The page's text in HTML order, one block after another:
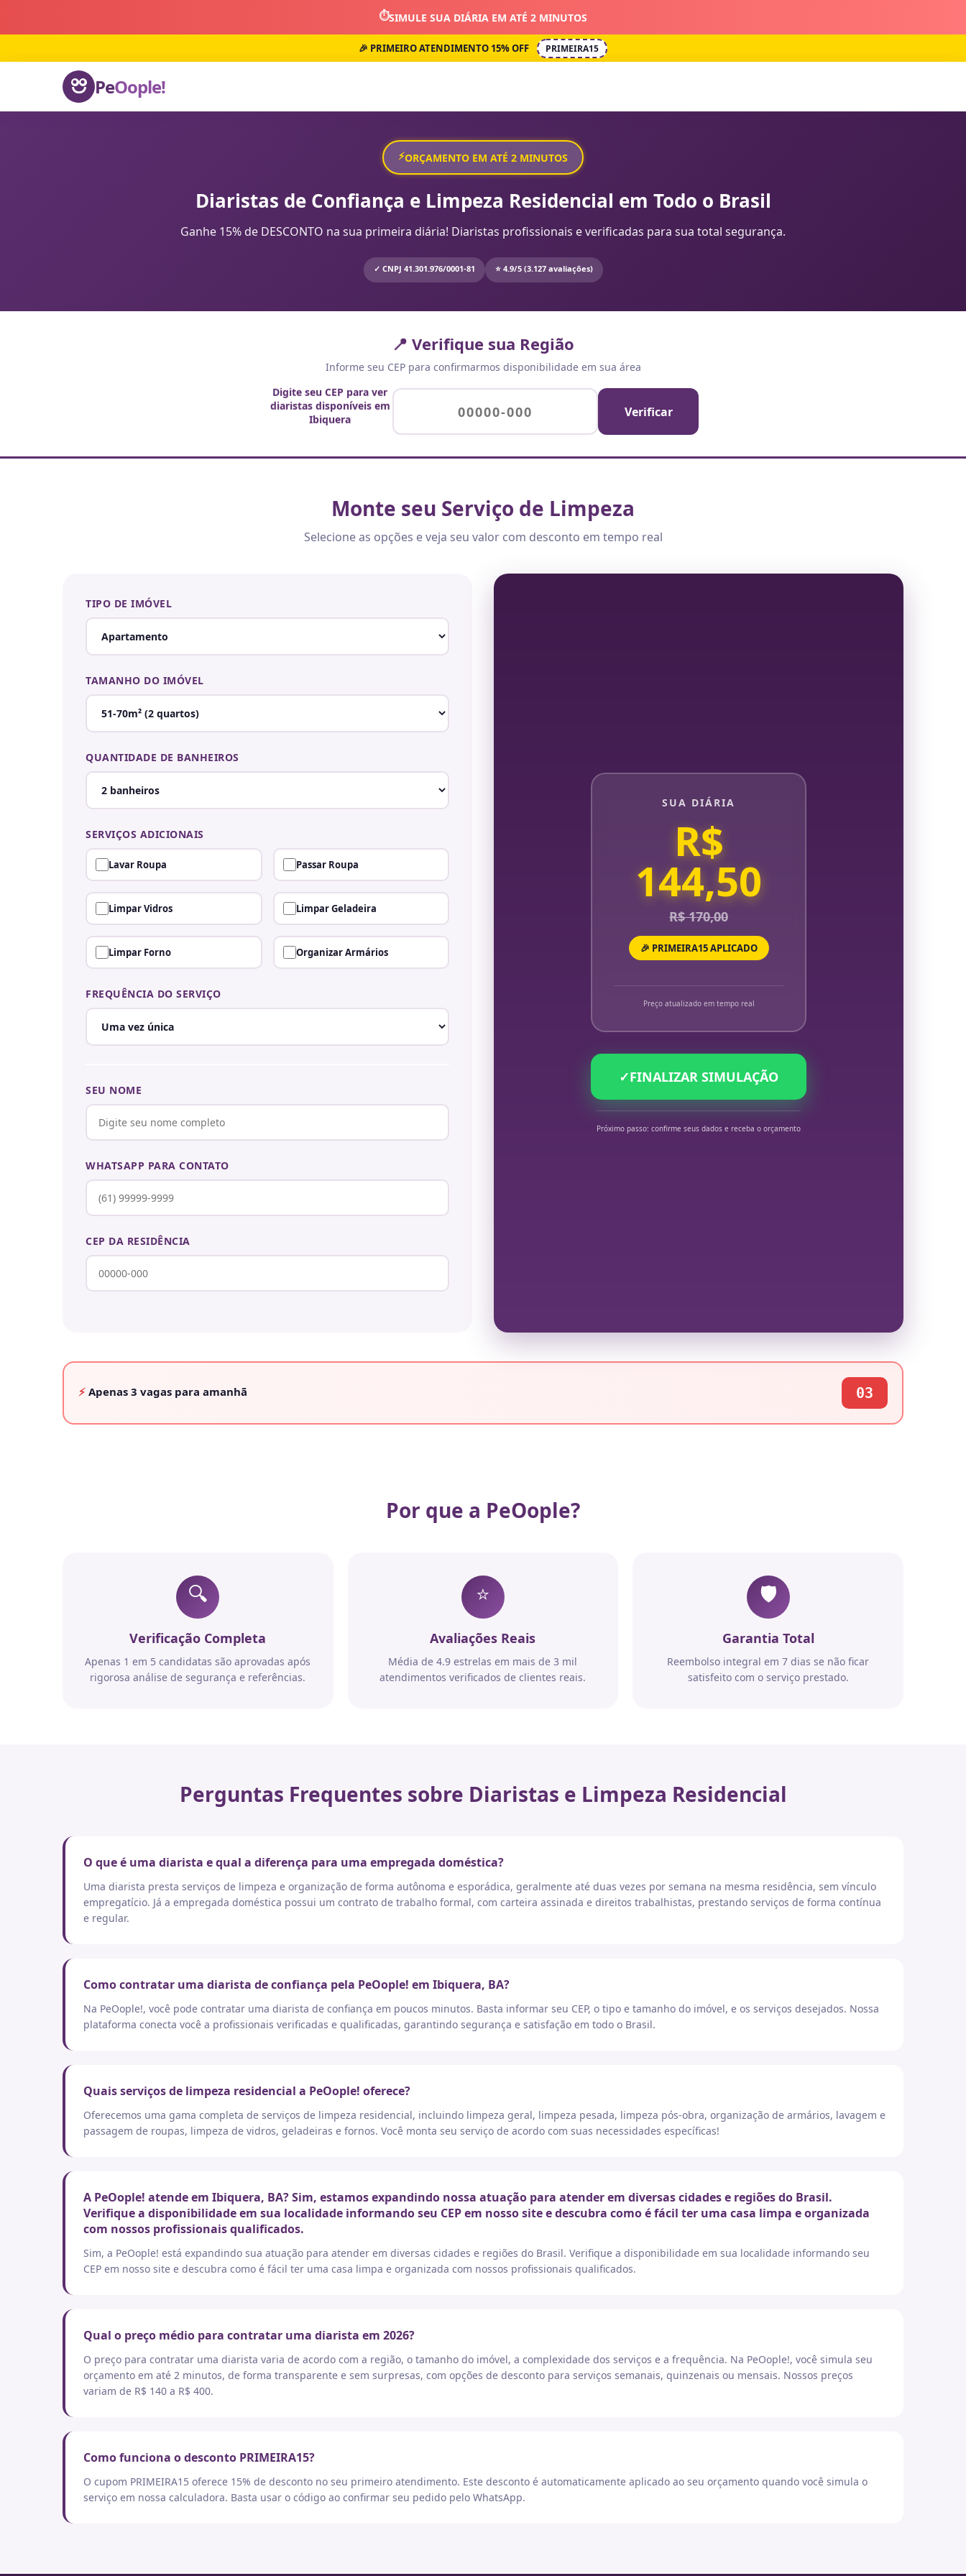
⏱️SIMULE SUA DIÁRIA EM ATÉ 2 MINUTOS
🎉 PRIMEIRO ATENDIMENTO 15% OFF PRIMEIRA15
PeOople!
⚡ORÇAMENTO EM ATÉ 2 MINUTOS
Diaristas de Confiança e Limpeza Residencial em Todo o Brasil
Ganhe 15% de DESCONTO na sua primeira diária! Diaristas profissionais e verificadas para sua total segurança.
✓ CNPJ 41.301.976/0001-81 ⭐ 4.9/5 (3.127 avaliações)
📍 Verifique sua Região
Informe seu CEP para confirmarmos disponibilidade em sua área
Digite seu CEP para ver
diaristas disponíveis em
Ibiquera
Verificar
Monte seu Serviço de Limpeza
Selecione as opções e veja seu valor com desconto em tempo real
TIPO DE IMÓVEL
TAMANHO DO IMÓVEL
QUANTIDADE DE BANHEIROS
SERVIÇOS ADICIONAIS
Lavar Roupa Passar Roupa
Limpar Vidros Limpar Geladeira
Limpar Forno Organizar Armários
FREQUÊNCIA DO SERVIÇO
SEU NOME
WHATSAPP PARA CONTATO
CEP DA RESIDÊNCIA
SUA DIÁRIA
R$
144,50
R$ 170,00
🎉 PRIMEIRA15 APLICADO
Preço atualizado em tempo real
✓FINALIZAR SIMULAÇÃO
Próximo passo: confirme seus dados e receba o orçamento
⚡ Apenas 3 vagas para amanhã 03
Por que a PeOople?
🔍
Verificação Completa
Apenas 1 em 5 candidatas são aprovadas após
rigorosa análise de segurança e referências.
⭐
Avaliações Reais
Média de 4.9 estrelas em mais de 3 mil
atendimentos verificados de clientes reais.
🛡️
Garantia Total
Reembolso integral em 7 dias se não ficar
satisfeito com o serviço prestado.
Perguntas Frequentes sobre Diaristas e Limpeza Residencial
O que é uma diarista e qual a diferença para uma empregada doméstica?
Uma diarista presta serviços de limpeza e organização de forma autônoma e esporádica, geralmente até duas vezes por semana na mesma residência, sem vínculo
empregatício. Já a empregada doméstica possui um contrato de trabalho formal, com carteira assinada e direitos trabalhistas, prestando serviços de forma contínua
e regular.
Como contratar uma diarista de confiança pela PeOople! em Ibiquera, BA?
Na PeOople!, você pode contratar uma diarista de confiança em poucos minutos. Basta informar seu CEP, o tipo e tamanho do imóvel, e os serviços desejados. Nossa
plataforma conecta você a profissionais verificadas e qualificadas, garantindo segurança e satisfação em todo o Brasil.
Quais serviços de limpeza residencial a PeOople! oferece?
Oferecemos uma gama completa de serviços de limpeza residencial, incluindo limpeza geral, limpeza pesada, limpeza pós-obra, organização de armários, lavagem e
passagem de roupas, limpeza de vidros, geladeiras e fornos. Você monta seu serviço de acordo com suas necessidades específicas!
A PeOople! atende em Ibiquera, BA? Sim, estamos expandindo nossa atuação para atender em diversas cidades e regiões do Brasil.
Verifique a disponibilidade em sua localidade informando seu CEP em nosso site e descubra como é fácil ter uma casa limpa e organizada
com nossos profissionais qualificados.
Sim, a PeOople! está expandindo sua atuação para atender em diversas cidades e regiões do Brasil. Verifique a disponibilidade em sua localidade informando seu
CEP em nosso site e descubra como é fácil ter uma casa limpa e organizada com nossos profissionais qualificados.
Qual o preço médio para contratar uma diarista em 2026?
O preço para contratar uma diarista varia de acordo com a região, o tamanho do imóvel, a complexidade dos serviços e a frequência. Na PeOople!, você simula seu
orçamento em até 2 minutos, de forma transparente e sem surpresas, com opções de desconto para serviços semanais, quinzenais ou mensais. Nossos preços
variam de R$ 140 a R$ 400.
Como funciona o desconto PRIMEIRA15?
O cupom PRIMEIRA15 oferece 15% de desconto no seu primeiro atendimento. Este desconto é automaticamente aplicado ao seu orçamento quando você simula o
serviço em nossa calculadora. Basta usar o código ao confirmar seu pedido pelo WhatsApp.